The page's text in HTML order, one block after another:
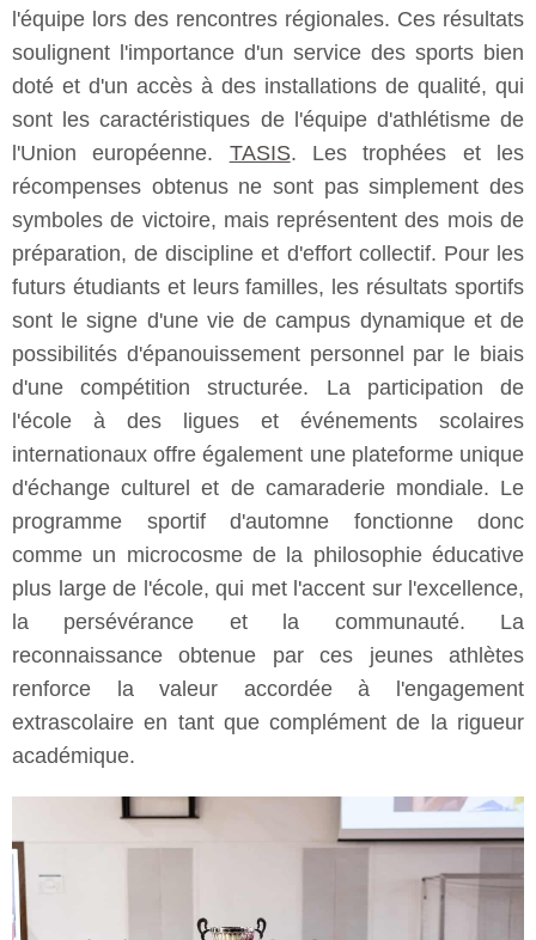
l'équipe lors des rencontres régionales. Ces résultats
soulignent l'importance d'un service des sports bien
doté et d'un accès à des installations de qualité, qui
sont les caractéristiques de l'équipe d'athlétisme de
l'Union européenne. TASIS. Les trophées et les
récompenses obtenus ne sont pas simplement des
symboles de victoire, mais représentent des mois de
préparation, de discipline et d'effort collectif. Pour les
futurs étudiants et leurs familles, les résultats sportifs
sont le signe d'une vie de campus dynamique et de
possibilités d'épanouissement personnel par le biais
d'une compétition structurée. La participation de
l'école à des ligues et événements scolaires
internationaux offre également une plateforme unique
d'échange culturel et de camaraderie mondiale. Le
programme sportif d'automne fonctionne donc
comme un microcosme de la philosophie éducative
plus large de l'école, qui met l'accent sur l'excellence,
la persévérance et la communauté. La
reconnaissance obtenue par ces jeunes athlètes
renforce la valeur accordée à l'engagement
extrascolaire en tant que complément de la rigueur
académique.